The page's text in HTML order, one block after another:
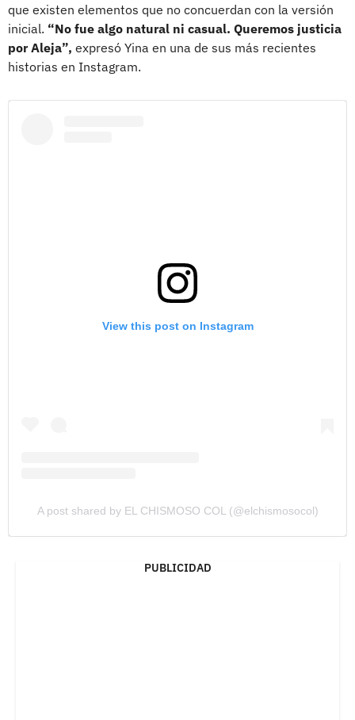
que existen elementos que no concuerdan con la versión
inicial. “No fue algo natural ni casual. Queremos justicia
por Aleja”, expresó Yina en una de sus más recientes
historias en Instagram.
View this post on Instagram
A post shared by EL CHISMOSO COL (@elchismosocol)
PUBLICIDAD